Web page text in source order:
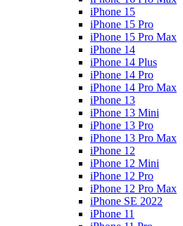
iPhone 15
iPhone 15 Pro
iPhone 15 Pro Max
iPhone 14
iPhone 14 Plus
iPhone 14 Pro
iPhone 14 Pro Max
iPhone 13
iPhone 13 Mini
iPhone 13 Pro
iPhone 13 Pro Max
iPhone 12
iPhone 12 Mini
iPhone 12 Pro
iPhone 12 Pro Max
iPhone SE 2022
iPhone 11